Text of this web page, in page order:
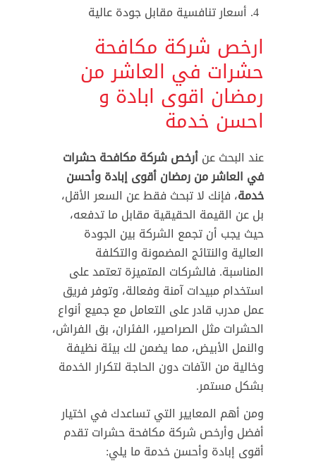
أسعار تنافسية مقابل جودة عالية
ارخص شركة مكافحة
حشرات في العاشر من
رمضان اقوى ابادة و
احسن خدمة
عند البحث عنأرخص شركة مكافحة حشرات
في العاشر من رمضان أقوى إبادة وأحسن
خدمة، فإنك لا تبحث فقط عن السعر الأقل،
بل عن القيمة الحقيقية مقابل ما تدفعه،
حيث يجب أن تجمع الشركة بين الجودة
العالية والنتائج المضمونة والتكلفة
المناسبة. فالشركات المتميزة تعتمد على
استخدام مبيدات آمنة وفعالة، وتوفر فريق
عمل مدرب قادر على التعامل مع جميع أنواع
الحشرات مثل الصراصير، الفئران، بق الفراش،
والنمل الأبيض، مما يضمن لك بيئة نظيفة
وخالية من الآفات دون الحاجة لتكرار الخدمة
بشكل مستمر.
ومن أهم المعايير التي تساعدك في اختيار
أفضل وأرخص شركة مكافحة حشرات تقدم
أقوى إبادة وأحسن خدمة ما يلي: